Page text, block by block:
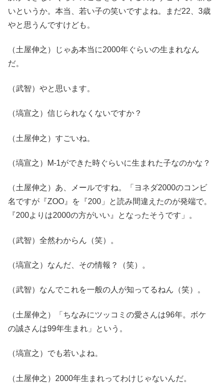
いというか。本当、若い子の笑いですよね。まだ22、3歳
やと思うんですけども。
（土屋伸之）じゃあ本当に2000年ぐらいの生まれなん
だ。
（武智）やと思います。
（塙宣之）信じられなくないですか？
（土屋伸之）すごいね。
（塙宣之）M-1ができた時ぐらいに生まれた子なのかな？
（土屋伸之）あ、メールですね。「ヨネダ2000のコンビ
名ですが『ZOO』を『200」と読み間違えたのが発端で。
『200よりは2000の方がいい』となったそうです」。
（武智）全然わからん（笑）。
（塙宣之）なんだ、その情報？（笑）。
（武智）なんでこれを一般の人が知ってるねん（笑）。
（土屋伸之）「ちなみにツッコミの愛さんは96年。ボケ
の誠さんは99年生まれ」という。
（塙宣之）でも若いよね。
（土屋伸之）2000年生まれってわけじゃないんだ。